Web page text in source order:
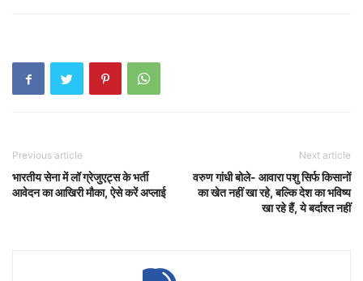
Previous article
भारतीय सेना में लॉ ग्रेजुएट्स के भर्ती
आवेदन का आखिरी मौका, ऐसे करें अप्लाई
Next article
वरुण गांधी बोले- आवारा पशु सिर्फ किसानों
का खेत नहीं खा रहे, बल्कि देश का भविष्य
खा रहे हैं, ये बर्दाश्त नहीं